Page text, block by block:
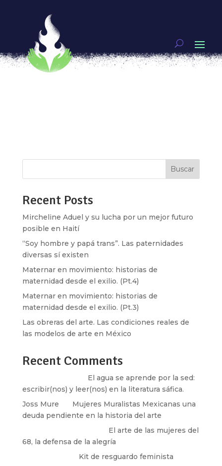
La cocina por decisión, Pan de Nube
porMarianne Teixido
Mujeres
guerreras,Video
En la colonia Narvarte todas las mañanas, Pan de
Buscar
Recent Posts
Mircheline Aduel y su lucha por un mejor futuro
posible en Haití
“Soy hombre y papá trans”. Las paternidades
diversas sí existen
Maternar en movimiento: historias de
maternidad desde el exilio. (Pt.4)
Maternar en movimiento: historias de
maternidad desde el exilio. (Pt.3)
Las obreras del arte. Las condiciones reales de
las modelos de arte en México
Recent Comments
El agua se aprende por la sed:
escribir(nos) y leer(nos) en la literatura sáfica.
Joss Mure
Mujeres Muralistas Mexicanas una
deuda pendiente en la historia del arte
El arte de las mujeres del
68, la defensa de la alegría
Kit de resguardo feminista